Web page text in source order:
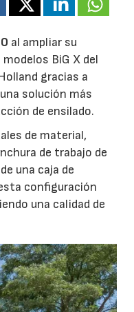
al ampliar su
BiG X del
gracias a
solución más
de ensilado.
de material,
de trabajo de
una caja de
configuración
una calidad de
27/07/2026